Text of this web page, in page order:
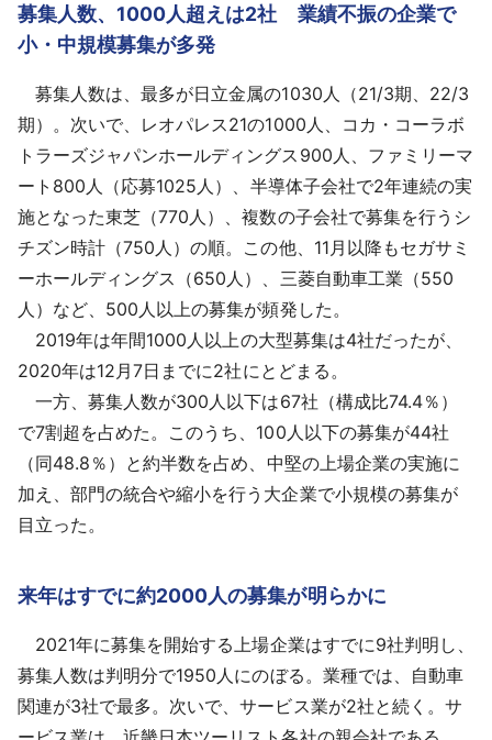
募集人数、1000人超えは2社 業績不振の企業で
小・中規模募集が多発
募集人数は、最多が日立金属の1030人（21/3期、22/3
期）。次いで、レオパレス21の1000人、コカ・コーラボ
トラーズジャパンホールディングス900人、ファミリーマ
ート800人（応募1025人）、半導体子会社で2年連続の実
施となった東芝（770人）、複数の子会社で募集を行うシ
チズン時計（750人）の順。この他、11月以降もセガサミ
ーホールディングス（650人）、三菱自動車工業（550
人）など、500人以上の募集が頻発した。
2019年は年間1000人以上の大型募集は4社だったが、
2020年は12月7日までに2社にとどまる。
一方、募集人数が300人以下は67社（構成比74.4％）
で7割超を占めた。このうち、100人以下の募集が44社
（同48.8％）と約半数を占め、中堅の上場企業の実施に
加え、部門の統合や縮小を行う大企業で小規模の募集が
目立った。
来年はすでに約2000人の募集が明らかに
2021年に募集を開始する上場企業はすでに9社判明し、
募集人数は判明分で1950人にのぼる。業種では、自動車
関連が3社で最多。次いで、サービス業が2社と続く。サ